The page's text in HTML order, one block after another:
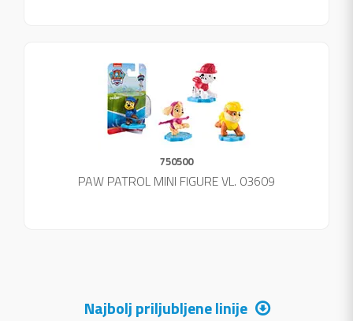
750500
PAW PATROL MINI FIGURE VL. 03609
Najbolj priljubljene linije